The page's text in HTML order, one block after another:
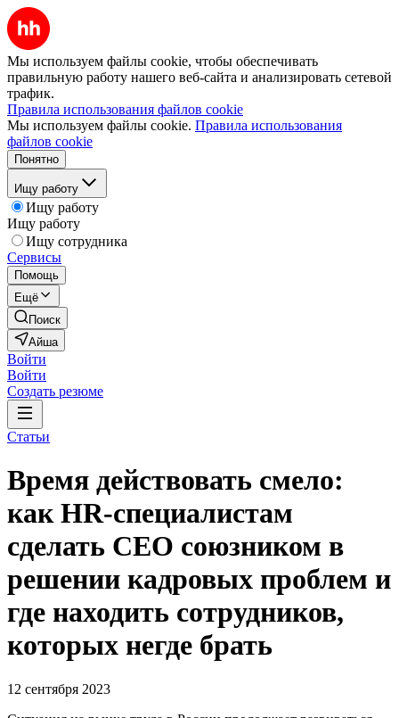
Мы используем файлы cookie, чтобы обеспечивать
правильную работу нашего веб-сайта и анализировать сетевой
трафик.
Правила использования файлов cookie
Мы используем файлы cookie. Правила использования
файлов cookie
Понятно
Ищу работу
Ищу работу
Ищу работу
Ищу сотрудника
Сервисы
Помощь
Ещё
Поиск
Айша
Войти
Войти
Создать резюме
Статьи
Время действовать смело:
как HR-специалистам
сделать CEO союзником в
решении кадровых проблем и
где находить сотрудников,
которых негде брать
12 сентября 2023